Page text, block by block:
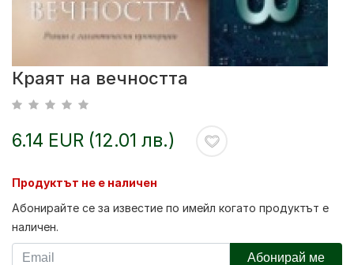
Краят на вечността
6.14 EUR (12.01 лв.)
Продуктът не е наличен
Абонирайте се за известие по имейл когато продуктът е
наличен.
Абонирай ме